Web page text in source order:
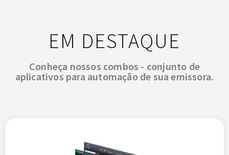
EM DESTAQUE
Conheça nossos combos - conjunto de
aplicativos para automação de sua emissora.